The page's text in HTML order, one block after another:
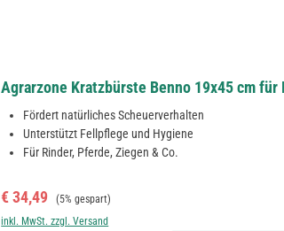
Agrarzone Kratzbürste Benno 19x45 cm für
Fördert natürliches Scheuerverhalten
Unterstützt Fellpflege und Hygiene
Für Rinder, Pferde, Ziegen & Co.
Verkaufspreis:
€ 34,49 Regulärer Preis:
(5% gespart)
inkl. MwSt. zzgl. Versand